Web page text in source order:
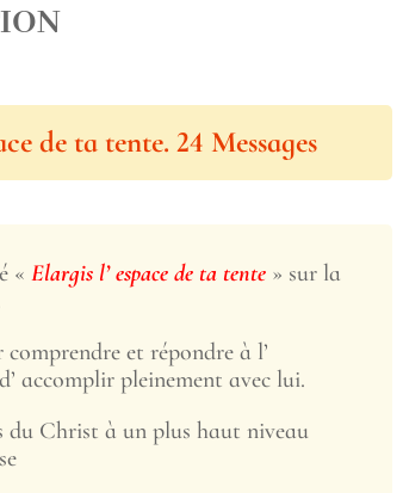
de ta tente. 24 Messages
« Elargis l’ espace de ta tente » sur la
et répondre à l’
accomplir pleinement avec lui.
du Christ à un plus haut niveau